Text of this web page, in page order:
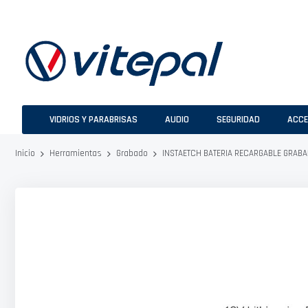
VIDRIOS Y PARABRISAS AUDIO SEGURIDAD
Inicio Herramientas Grabado INSTAETCH BATERIA RECARGABLE